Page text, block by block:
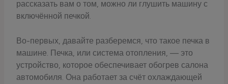
рассказать вам о том, можно ли глушить машину с
включённой печкой.
Во-первых, давайте разберемся, что такое печка в
машине. Печка, или система отопления, — это
устройство, которое обеспечивает обогрев салона
автомобиля. Она работает за счёт охлаждающей